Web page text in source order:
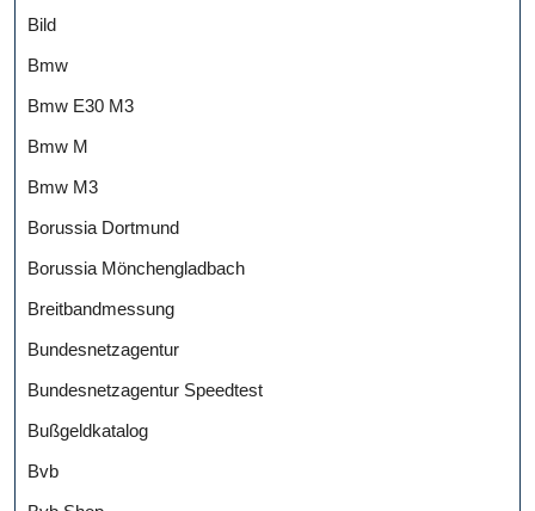
Bild
Bmw
Bmw E30 M3
Bmw M
Bmw M3
Borussia Dortmund
Borussia Mönchengladbach
Breitbandmessung
Bundesnetzagentur
Bundesnetzagentur Speedtest
Bußgeldkatalog
Bvb